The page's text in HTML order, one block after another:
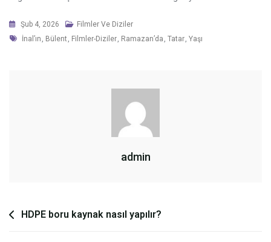
Şub 4, 2026
Filmler Ve Diziler
Tags
İnal’ın , Bülent , Filmler-Diziler, Ramazan’da , Tatar, Yaşı
admin
YazıHDPE boru kaynak nasıl yapılır?